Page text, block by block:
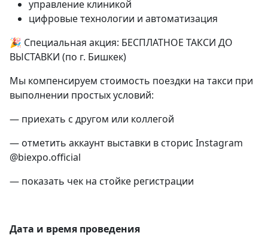
управление клиникой
цифровые технологии и автоматизация
🎉 Специальная акция: БЕСПЛАТНОЕ ТАКСИ ДО
ВЫСТАВКИ (по г. Бишкек)
Мы компенсируем стоимость поездки на такси при
выполнении простых условий:
— приехать с другом или коллегой
— отметить аккаунт выставки в сторис Instagram
@biexpo.official
— показать чек на стойке регистрации
Дата и время проведения